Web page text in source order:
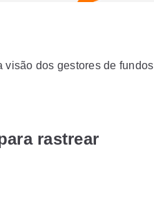
visão dos gestores de fundos
rastrear